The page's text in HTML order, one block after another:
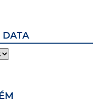
DATA